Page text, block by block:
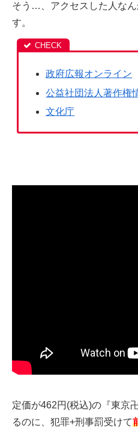
そう…、アクセスした人な
す。
政府広報オンライン
公益社団法人著作権
文化庁
定価が462円(税込)の『東京
るのに、犯罪+刑事罰受けて